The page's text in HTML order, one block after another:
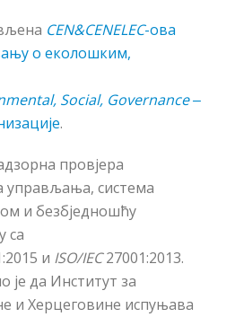
CEN&CENELEC-ова
о еколошким,
Social, Governance ‒
.
провјера
управљања, система
и безбједношћу
са
и ISO/IEC27001:2013.
је да Институт за
и Херцеговине испуњава